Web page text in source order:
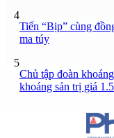
4
Tiến “Bịp” cùng
ma túy
5
Chủ tập đoàn
khoáng sản trị giá